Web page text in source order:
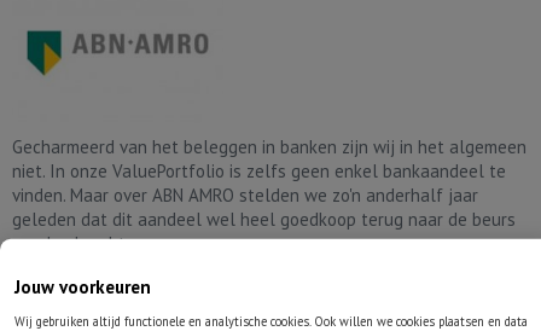
Jouw voorkeuren
Wij gebruiken altijd functionele en analytische cookies. Ook willen we cookies plaatsen en data
Gecharmeerd van het beleggen in banken zijn wij in het algemeen
niet. In onze ValuePortfolio is zelfs geen enkel bankaandeel te
vinden. Maar over ABN AMRO stelden we zo'n anderhalf jaar
geleden dat dit aandeel wel heel goedkoop terug naar de beurs
werd gebracht.
Lees volledig artikel